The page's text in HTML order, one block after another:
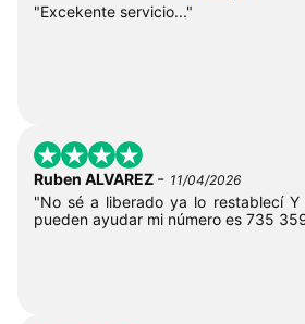
"Excekente servicio..."
Ruben ALVAREZ - 11/04/2026
"No sé a liberado ya lo restablecí
pueden ayudar mi número es 735